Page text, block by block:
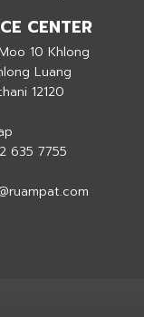
CENTER
10 Khlong
Luang
12120
635 7755